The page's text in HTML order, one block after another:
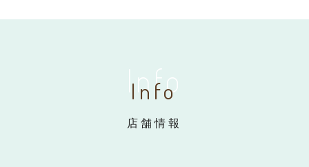
Info
Info
店舗情報